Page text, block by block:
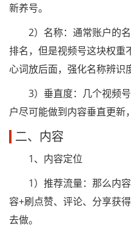
新养号。
2）名称：通常账户的名
排名，但是视频号这块权重
心词放后面，强化名称辨识
3）垂直度：几个视频号
户尽可能做到内容垂直更新
二、内容
1、内容定位
1）推荐流量：那么内容
容+刷点赞、评论、分享获
去做。